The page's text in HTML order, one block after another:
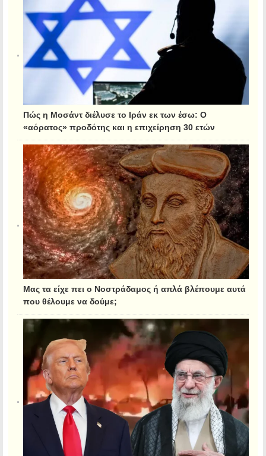
Πώς η Μοσάντ διέλυσε το Ιράν εκ των έσω: Ο
«αόρατος» προδότης και η επιχείρηση 30 ετών
Μας τα είχε πει ο Νοστράδαμος ή απλά βλέπουμε αυτά
που θέλουμε να δούμε;